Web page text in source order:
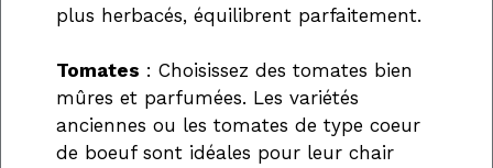
plus herbacés, équilibrent parfaitement.
Tomates : Choisissez des tomates bien
mûres et parfumées. Les variétés
anciennes ou les tomates de type coeur
de boeuf sont idéales pour leur chair